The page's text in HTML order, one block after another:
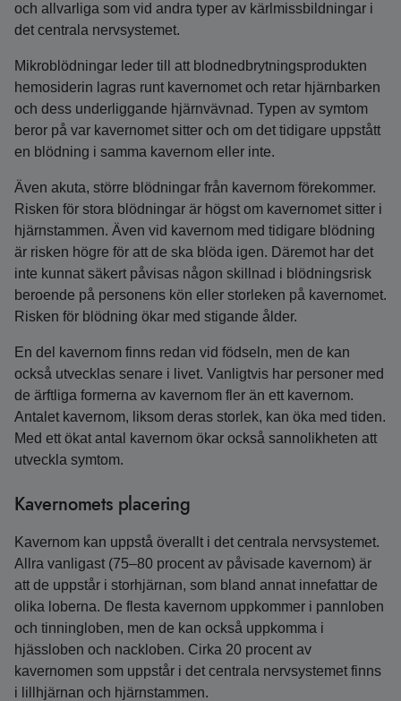
och allvarliga som vid andra typer av kärlmissbildningar i
det centrala nervsystemet.
Mikroblödningar leder till att blodnedbrytningsprodukten
hemosiderin lagras runt kavernomet och retar hjärnbarken
och dess underliggande hjärnvävnad. Typen av symtom
beror på var kavernomet sitter och om det tidigare uppstått
en blödning i samma kavernom eller inte.
Även akuta, större blödningar från kavernom förekommer.
Risken för stora blödningar är högst om kavernomet sitter i
hjärnstammen. Även vid kavernom med tidigare blödning
är risken högre för att de ska blöda igen. Däremot har det
inte kunnat säkert påvisas någon skillnad i blödningsrisk
beroende på personens kön eller storleken på kavernomet.
Risken för blödning ökar med stigande ålder.
En del kavernom finns redan vid födseln, men de kan
också utvecklas senare i livet. Vanligtvis har personer med
de ärftliga formerna av kavernom fler än ett kavernom.
Antalet kavernom, liksom deras storlek, kan öka med tiden.
Med ett ökat antal kavernom ökar också sannolikheten att
utveckla symtom.
Kavernomets placering
Kavernom kan uppstå överallt i det centrala nervsystemet.
Allra vanligast (75–80 procent av påvisade kavernom) är
att de uppstår i storhjärnan, som bland annat innefattar de
olika loberna. De flesta kavernom uppkommer i pannloben
och tinningloben, men de kan också uppkomma i
hjässloben och nackloben. Cirka 20 procent av
kavernomen som uppstår i det centrala nervsystemet finns
i lillhjärnan och hjärnstammen.